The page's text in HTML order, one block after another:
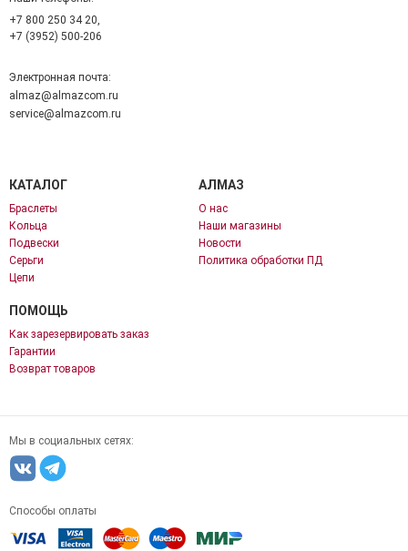
+7 800 250 34 20,
+7 (3952) 500-206
Электронная почта:
almaz@almazcom.ru
service@almazcom.ru
КАТАЛОГ
Браслеты
Кольца
Подвески
Серьги
Цепи
АЛМАЗ
О нас
Наши магазины
Новости
Политика обработки ПД
ПОМОЩЬ
Как зарезервировать заказ
Гарантии
Возврат товаров
Мы в социальных сетях:
Способы оплаты